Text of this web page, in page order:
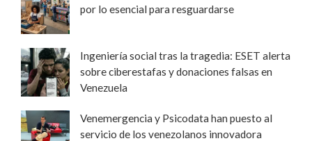
por lo esencial para resguardarse
Ingeniería social tras la tragedia: ESET alerta
sobre ciberestafas y donaciones falsas en
Venezuela
Venemergencia y Psicodata han puesto al
servicio de los venezolanos innovadora